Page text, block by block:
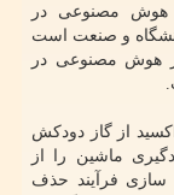
هوش مصنوعی در
و صنعت است
هوش مصنوعی در
از گاز دودکش
ماشین را از
سازی فرآیند حذف